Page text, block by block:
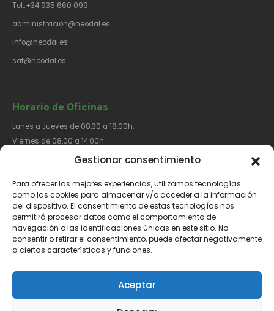
Gestionar consentimiento
Para ofrecer las mejores experiencias, utilizamos tecnologías
como las cookies para almacenar y/o acceder a la información
del dispositivo. El consentimiento de estas tecnologías nos
permitirá procesar datos como el comportamiento de
navegación o las identificaciones únicas en este sitio. No
consentir o retirar el consentimiento, puede afectar negativamente
a ciertas características y funciones.
Aceptar
Tel.:+34 935 660 099
administracion@neodal.es
info@neodal.es
sat@neodal.es
Horario de Oficinas
Lunes a Jueves de 08.30 a 18.00h.
Viernes de 08.00 a 14.00h.
Síguenos​
Aviso Legal Política de Privacidad Política de Cookies